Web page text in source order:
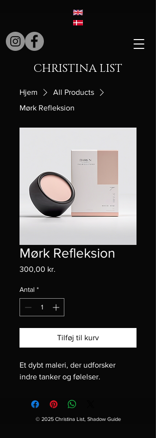
CHRISTINA LIST
Hjem
All Products
Mørk Refleksion
Mørk Refleksion
300,00 kr.
Antal *
Tilføj til kurv
Et dybt maleri, der udforsker
indre tanker og følelser.
© 2025 Christina List, Shadow Guide